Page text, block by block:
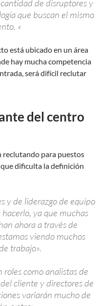
de disruptores y
que buscan el mismo
«
está ubicado en un área
hay mucha competencia
será difícil reclutar
del centro
reclutando para puestos
dificulta la definición
y de liderazgo de equipo
ya que muchas
ahora a través de
viendo muchos
trabajo».
como analistas de
cliente y directores de
variarán mucho de